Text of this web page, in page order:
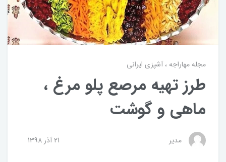
مجله مهاراجه آشپزی ایرانی
طرز تهیه مرصع پلو مرغ ،
ماهی و گوشت
مدیر 21 آذر 1398